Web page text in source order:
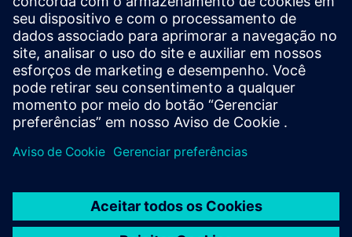
Apresentando o NavVIS IVION
Informações do produto: NavVIS IVION Core
Pré-requisitos